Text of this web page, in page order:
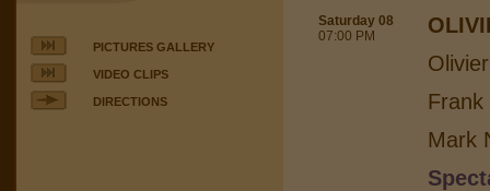
PICTURES GALLERY
VIDEO CLIPS
DIRECTIONS
Saturday 08
07:00 PM
Frank
Mark